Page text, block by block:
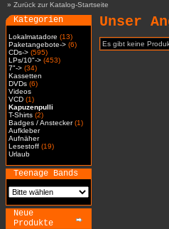
» Zurück zur Katalog-Startseite
Kategorien
Lokalmatadore (13)
Paketangebote-> (6)
CDs-> (595)
LPs/10"-> (453)
7"-> (34)
Kassetten
DVDs (6)
Videos
VCD (1)
Kapuzenpulli
T-Shirts (2)
Badges / Anstecker(1)
Aufkleber
Aufnäher
Lesestoff (19)
Urlaub
Teenage Bands
Neue
Produkte
Unser
Es gibt keine